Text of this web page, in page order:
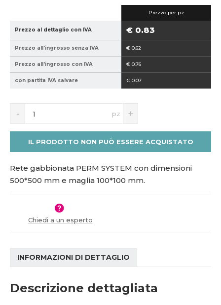
8
9
2
1
Prezzo per pz
Prezzo al dettaglio con IVA € 0.83
Prezzo all'ingrosso senza IVA € 0.62
Prezzo all'ingrosso con IVA € 0.76
con partita IVA salvare € 0.07
N
a
v
ý
š
t
m
n
o
v
í
í
m
n
o
ž
í
pz
IL PRODOTTO NON PUÒ ESSERE ACQUISTATO
Rete gabbionata PERM SYSTEM con dimensioni
500*500 mm e maglia 100*100 mm.
Chiedi a un esperto
INFORMAZIONI DI DETTAGLIO
Descrizione dettagliata